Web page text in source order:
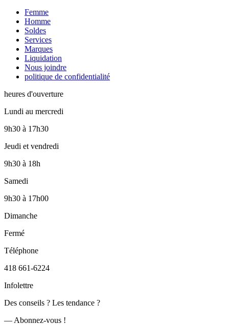
Femme
Homme
Soldes
Services
Marques
Liquidation
Nous joindre
politique de confidentialité
heures d'ouverture
Lundi au mercredi
9h30 à 17h30
Jeudi et vendredi
9h30 à 18h
Samedi
9h30 à 17h00
Dimanche
Fermé
Téléphone
418 661-6224
Infolettre
Des conseils ? Les tendance ?
― Abonnez-vous !